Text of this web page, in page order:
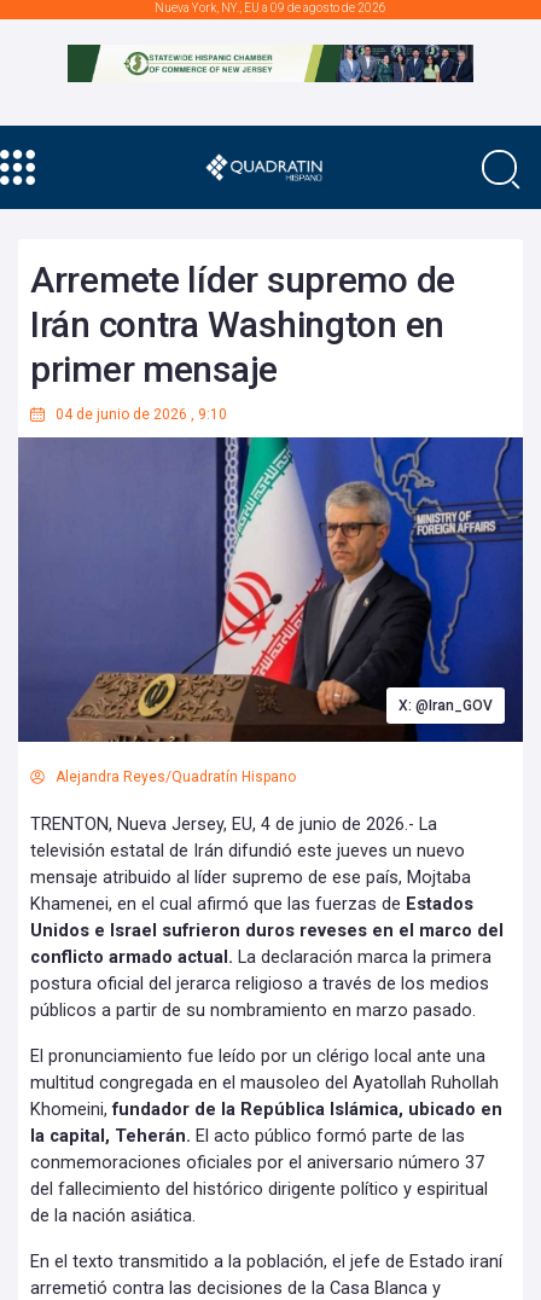
Nueva York, NY., EU a 09 de agosto de 2026
Arremete líder supremo de
Irán contra Washington en
primer mensaje
04 de junio de 2026 , 9:10
X: @Iran_GOV
Alejandra Reyes/Quadratín Hispano
TRENTON, Nueva Jersey, EU, 4 de junio de 2026.- La
televisión estatal de Irán difundió este jueves un nuevo
mensaje atribuido al líder supremo de ese país, Mojtaba
Khamenei, en el cual afirmó que las fuerzas de Estados
Unidos e Israel sufrieron duros reveses en el marco del
conflicto armado actual. La declaración marca la primera
postura oficial del jerarca religioso a través de los medios
públicos a partir de su nombramiento en marzo pasado.
El pronunciamiento fue leído por un clérigo local ante una
multitud congregada en el mausoleo del Ayatollah Ruhollah
Khomeini, fundador de la República Islámica, ubicado en
la capital, Teherán. El acto público formó parte de las
conmemoraciones oficiales por el aniversario número 37
del fallecimiento del histórico dirigente político y espiritual
de la nación asiática.
En el texto transmitido a la población, el jefe de Estado iraní
arremetió contra las decisiones de la Casa Blanca y